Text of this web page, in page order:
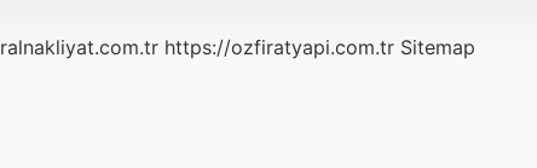
https://ozfiratyapi.com.tr Sitemap